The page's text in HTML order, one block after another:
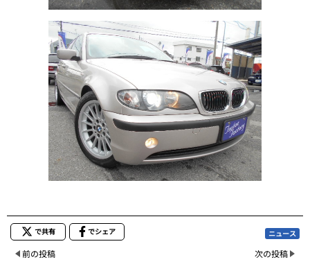
で共有 でシェア ニュース
前の投稿 次の投稿